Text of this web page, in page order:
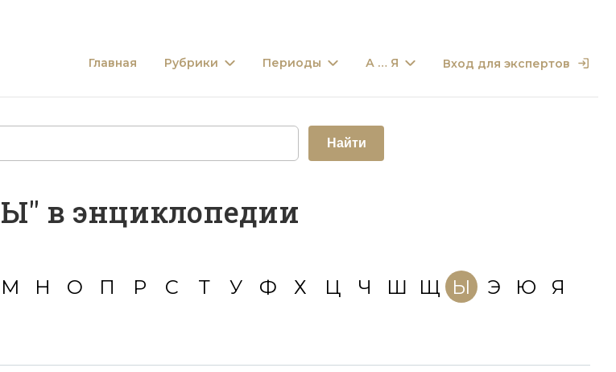
Главная Рубрики Периоды А … Я Вход для экспертов
Найти
Ы" в энциклопедии
М Н О П Р С Т У Ф Х Ц Ч Ш Щ Ы Э Ю Я